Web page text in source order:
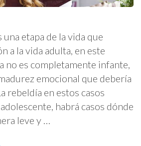
una etapa de la vida que
a la vida adulta, en este
no es completamente infante,
emocional que debería
rebeldía en estos casos
habrá casos dónde
leve y …